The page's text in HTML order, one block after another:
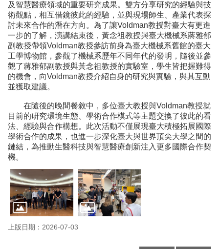
及智慧醫療領域的重要研究成果。雙方分享研究的經驗與技
術觀點，相互借鏡彼此的經驗，並與現場師生、產業代表探
討未來合作的潛在方向。為了讓Voldman教授對臺大有更進
一步的了解，演講結束後，黃念祖教授與臺大機械系蔣雅郁
副教授帶領Voldman教授參訪前身為臺大機械系舊館的臺大
工學博物館，參觀了機械系歷年不同年代的發明，隨後並參
觀了蔣雅郁副教授與黃念祖教授的實驗室，學生皆把握難得
的機會，向Voldman教授介紹自身的研究與實驗，與其互動
並獲取建議。
在隨後的晚間餐敘中，多位臺大教授與Voldman教授就
目前的研究環境生態、學術合作模式等主題交換了彼此的看
法、經驗與合作構想。此次活動不僅展現臺大積極拓展國際
學術合作的成果，也進一步深化臺大與世界頂尖大學之間的
鏈結，為推動生醫科技與智慧醫療創新注入更多國際合作契
機。
上版日期：2026-07-03